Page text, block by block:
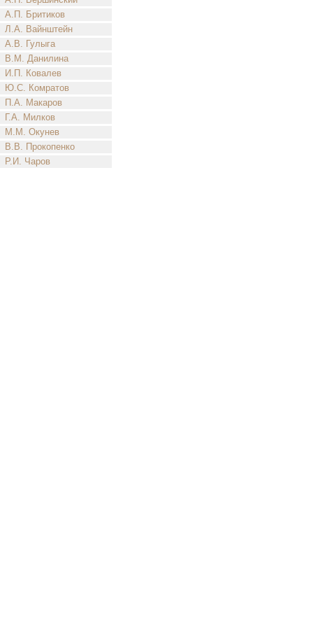
А.П. Бритиков
Л.А. Вайнштейн
А.В. Гулыга
В.М. Данилина
И.П. Ковалев
Ю.С. Комратов
П.А. Макаров
Г.А. Милков
М.М. Окунев
В.В. Прокопенко
Р.И. Чаров